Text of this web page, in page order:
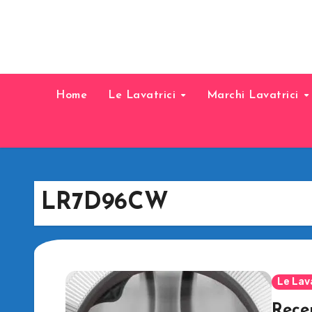
Home Le Lavatrici Marchi Lavatrici
LR7D96CW
Le